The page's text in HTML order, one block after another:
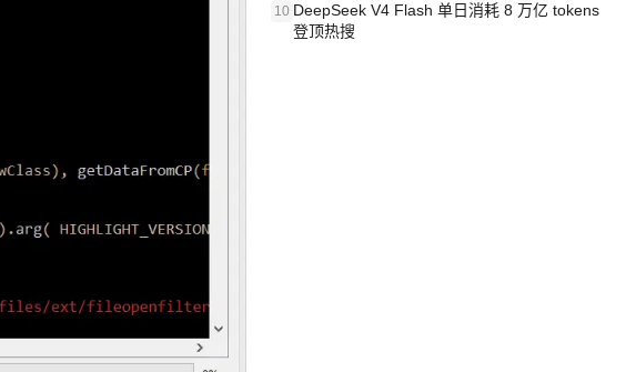
10 DeepSeek V4 Flash 单日消耗 8 万亿 tokens
登顶热搜